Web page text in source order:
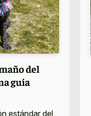
del
guía
estándar del